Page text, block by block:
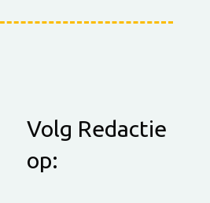
Volg Redactie
op: